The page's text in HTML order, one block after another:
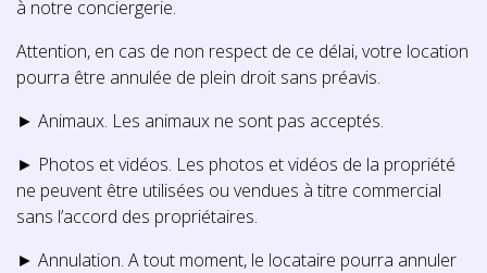
à notre conciergerie.
Attention, en cas de non respect de ce délai, votre location
pourra être annulée de plein droit sans préavis.
► Animaux. Les animaux ne sont pas acceptés.
► Photos et vidéos. Les photos et vidéos de la propriété
ne peuvent être utilisées ou vendues à titre commercial
sans l’accord des propriétaires.
► Annulation. A tout moment, le locataire pourra annuler